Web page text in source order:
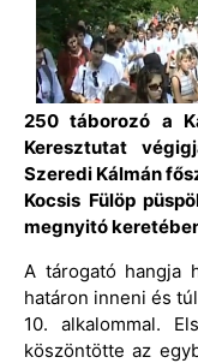
250 táborozó a
Keresztutat
Szeredi Kálmán
Kocsis Fülöp
megnyitó
A tárogató hangja
határon inneni és
10. alkalommal.
köszöntötte az